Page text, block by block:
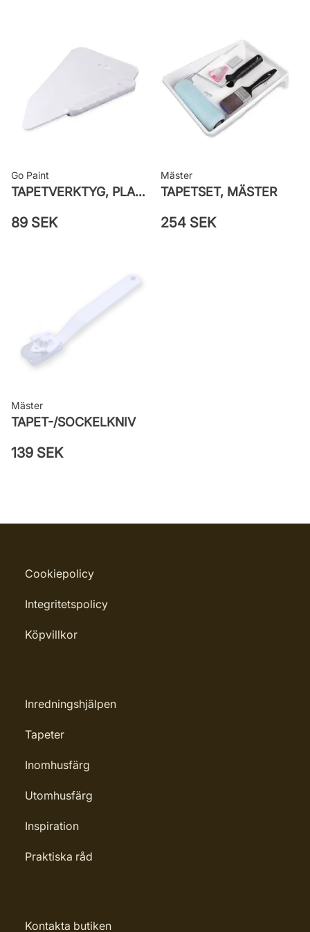
Go Paint
TAPETVERKTYG, PLAST GO PAINT
89 SEK
Mäster
TAPETSET, MÄSTER
254 SEK
Mäster
TAPET-/SOCKELKNIV
139 SEK
Cookiepolicy
Integritetspolicy
Köpvillkor
Inredningshjälpen
Tapeter
Inomhusfärg
Utomhusfärg
Inspiration
Praktiska råd
Kontakta butiken